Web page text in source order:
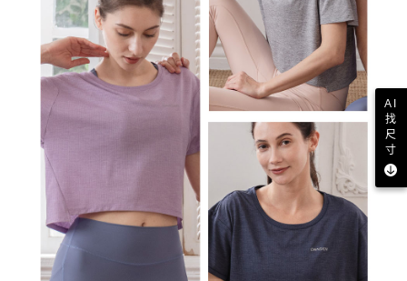
AI
找
尺
寸